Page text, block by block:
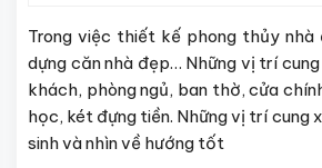
Trong việc thiết kế phong thủy nhà
dựng căn nhà đẹp… Những vị trí
khách, phòng ngủ, ban thờ, cửa
học, két đựng tiền. Những vị trí cung
sinh và nhìn về hướng tốt